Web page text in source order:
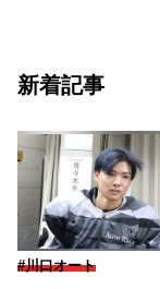
新着記事
#川口オート